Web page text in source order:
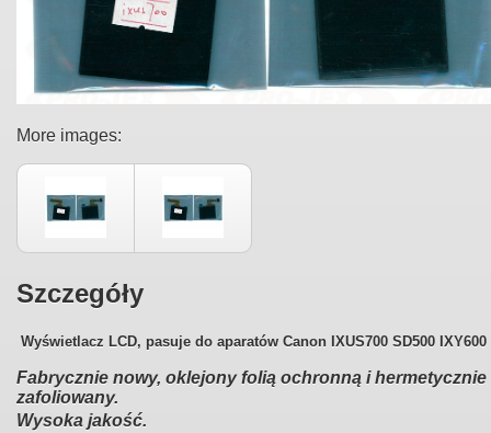
More images:
Szczegóły
Wyświetlacz LCD, pasuje do aparatów Canon IXUS700 SD500 IXY600
Fabrycznie nowy, oklejony folią ochronną i hermetycznie
zafoliowany.
Wysoka jakość.